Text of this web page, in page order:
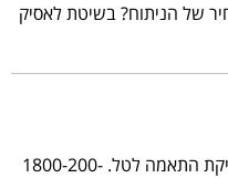
של הניתוח? בשיטת לאסיק
אנא פנה למידע על עלויות ותיאום בדיקת התאמה לטל. 1800-200-